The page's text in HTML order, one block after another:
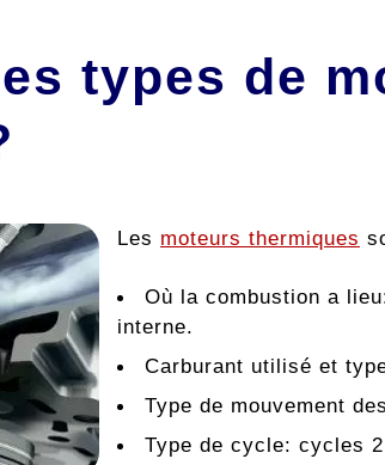
types de
Les moteurs thermiques
Où la combustion a
interne.
Carburant utilisé et
Type de mouvement
Type de cycle: cycles